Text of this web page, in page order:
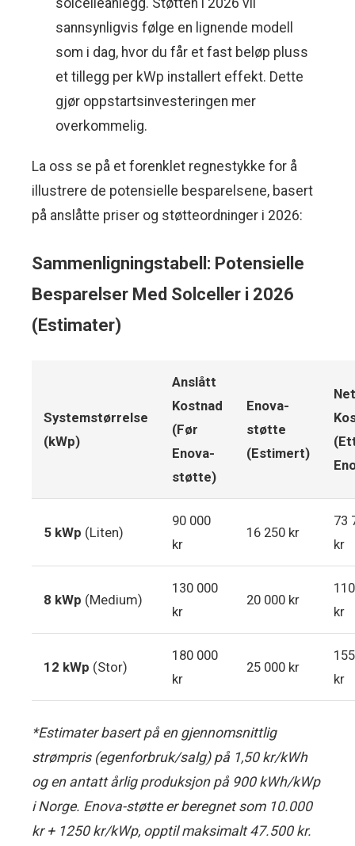
solcelleanlegg. Støtten i 2026 vil
sannsynligvis følge en lignende modell
som i dag, hvor du får et fast beløp pluss
et tillegg per kWp installert effekt. Dette
gjør oppstartsinvesteringen mer
overkommelig.
La oss se på et forenklet regnestykke for å
illustrere de potensielle besparelsene, basert
på anslåtte priser og støtteordninger i 2026:
Sammenligningstabell: Potensielle
Besparelser Med Solceller i 2026
(Estimater)
Systemstørrelse
(kWp)
Anslått
Kostnad
(Før
Enova-
støtte)
Enova-
støtte
(Estimert)
5 kWp (Liten)
90 000
kr
16 250 kr
73
kr
8 kWp (Medium)
130 000
kr
20 000 kr
kr
12 kWp (Stor)
180 000
kr
25 000 kr
kr
*Estimater basert på en gjennomsnittlig
strømpris (egenforbruk/salg) på 1,50 kr/kWh
og en antatt årlig produksjon på 900 kWh/kWp
i Norge. Enova-støtte er beregnet som 10.000
kr + 1250 kr/kWp, opptil maksimalt 47.500 kr.